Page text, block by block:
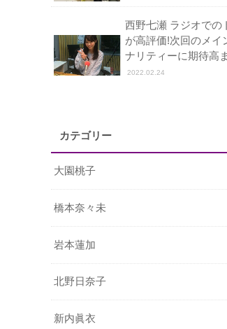
西野七瀬 ラジオでの
が高評価!次回のメイ
ナリティーに期待高
2022.02.24
カテゴリー
大園桃子
橋本奈々未
岩本蓮加
北野日奈子
新内眞衣